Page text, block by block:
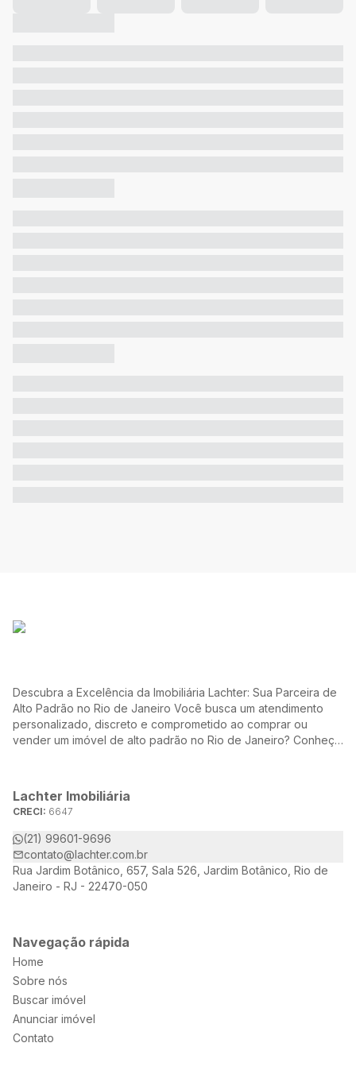
Descubra a Excelência da Imobiliária Lachter: Sua Parceira de
Alto Padrão no Rio de Janeiro Você busca um atendimento
personalizado, discreto e comprometido ao comprar ou
vender um imóvel de alto padrão no Rio de Janeiro? Conheça
necessidades e desejos.
Lachter Imobiliária
CRECI: 6647
(21) 99601-9696
contato@lachter.com.br
Rua Jardim Botânico, 657, Sala 526, Jardim Botânico, Rio de
Janeiro - RJ - 22470-050
Navegação rápida
Home
Sobre nós
Buscar imóvel
Anunciar imóvel
Contato